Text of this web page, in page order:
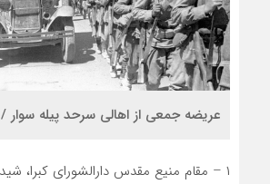
عريضه جمعی از اهالی سرحد پیله سوار / ۲ اسفند ۱۳۰۵
۱ – مقام منیع مقدس دارالشورای کبرا، شیدالله ارکانهم؛